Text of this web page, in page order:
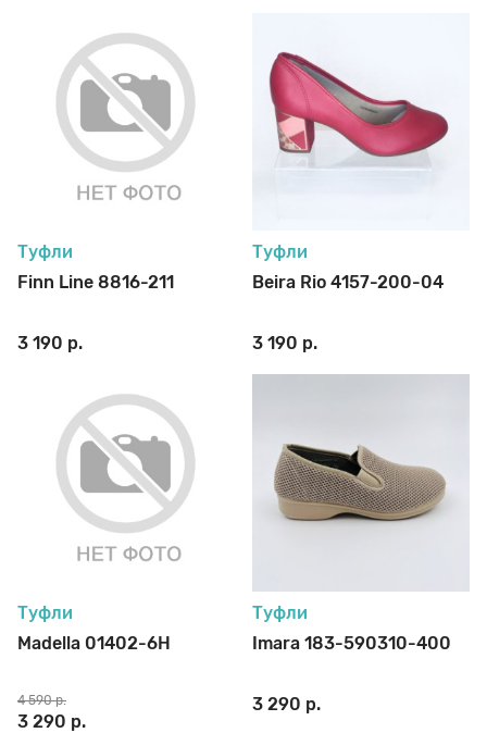
Туфли
Finn Line 8816-211
3 190 р.
Туфли
Beira Rio 4157-200-04
3 190 р.
Туфли
Madella 01402-6H
3 290 р.
4 590 р.
Туфли
Imara 183-590310-400
3 290 р.